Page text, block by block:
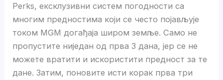
Perks, ексклузивни систем погодности са
многим предностима који се често појављује
током MGM догађаја широм земље. Само не
пропустите ниједан од прва 3 дана, јер се не
можете вратити и искористити предност за те
дане. Затим, поновите исти корак прва три